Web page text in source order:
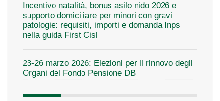
Incentivo natalità, bonus asilo nido 2026 e
supporto domiciliare per minori con gravi
patologie: requisiti, importi e domanda Inps
nella guida First Cisl
23-26 marzo 2026: Elezioni per il rinnovo degli
Organi del Fondo Pensione DB